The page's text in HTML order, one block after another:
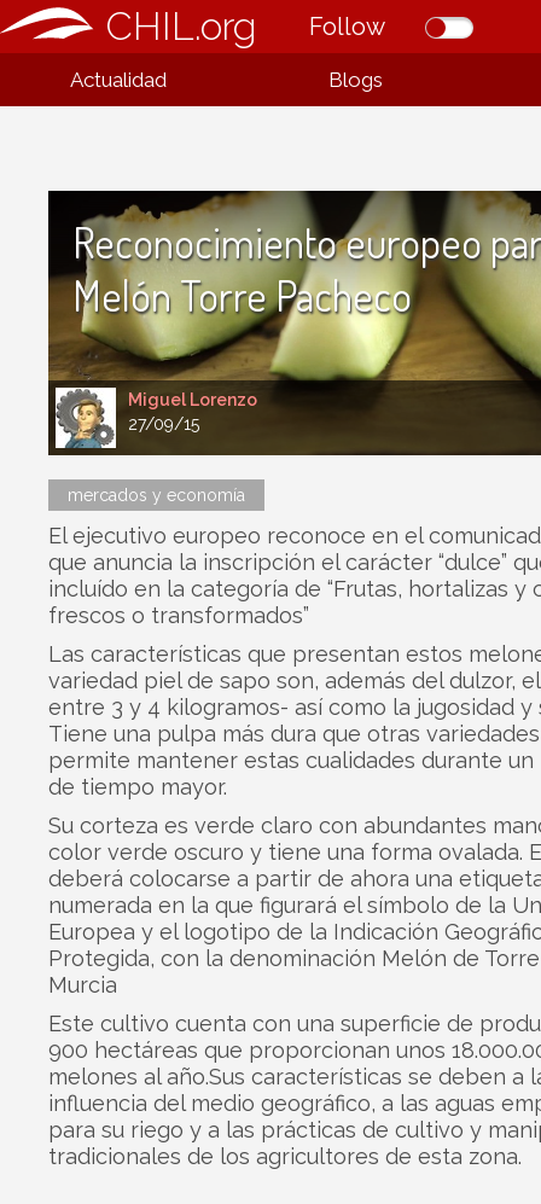
CHIL.org Follow
Actualidad Blogs
Miguel Lorenzo
27/09/15
Reconocimiento europeo
Melón Torre Pacheco
mercados y economía
El ejecutivo europeo reconoce en el
que anuncia la inscripción el carácter “dulce”
incluído en la categoría de “Frutas, hortalizas y
frescos o transformados”
Las características que presentan estos
variedad piel de sapo son, además del dulzor,
entre 3 y 4 kilogramos- así como la jugosidad y
Tiene una pulpa más dura que otras
permite mantener estas cualidades durante
de tiempo mayor.
Su corteza es verde claro con abundantes
color verde oscuro y tiene una forma ovalada.
deberá colocarse a partir de ahora una
numerada en la que figurará el símbolo de la
Europea y el logotipo de la Indicación
Protegida, con la denominación Melón de
Murcia
Este cultivo cuenta con una superficie de
900 hectáreas que proporcionan unos
melones al año.Sus características se deben a
influencia del medio geográfico, a las aguas
para su riego y a las prácticas de cultivo y
tradicionales de los agricultores de esta zona.